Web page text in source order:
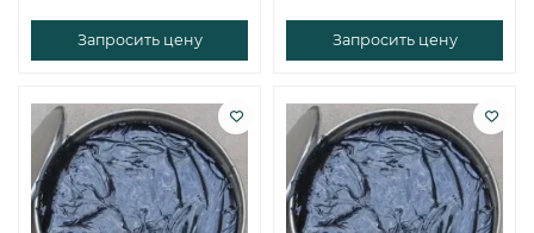
Запросить цену Запросить цену